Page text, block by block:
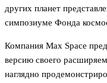
других планет
симпозиуме Фонда
Компания Max Space
версию своего
наглядно